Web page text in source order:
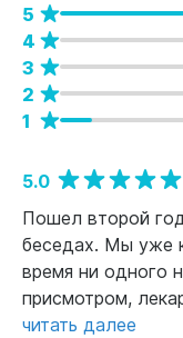
5
4
3
2
1
5.0
Пошел второй
беседах. Мы уже
время ни одного
присмотром,
читать далее